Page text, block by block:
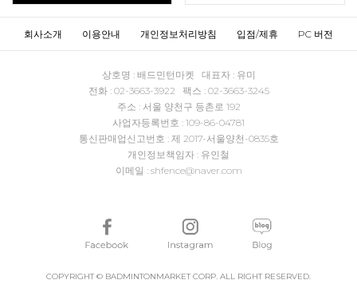
회사소개 이용안내 개인정보처리방침 입점/제휴 PC 버전
상호명 : 배드민턴마켓 대표자 : 유미
전화 : 02-3663-3922 팩스 : 02-3663-3245
주소 : 서울 양천구 등촌로 192
사업자등록번호 : 109-86-04781
통신판매업신고번호 : 제 2017-서울양천-0835호
개인정보책임자 : 유인철
이메일 : shfence@naver.com
COPYRIGHT © BADMINTONMARKET CORP. ALL RIGHT RESERVED.